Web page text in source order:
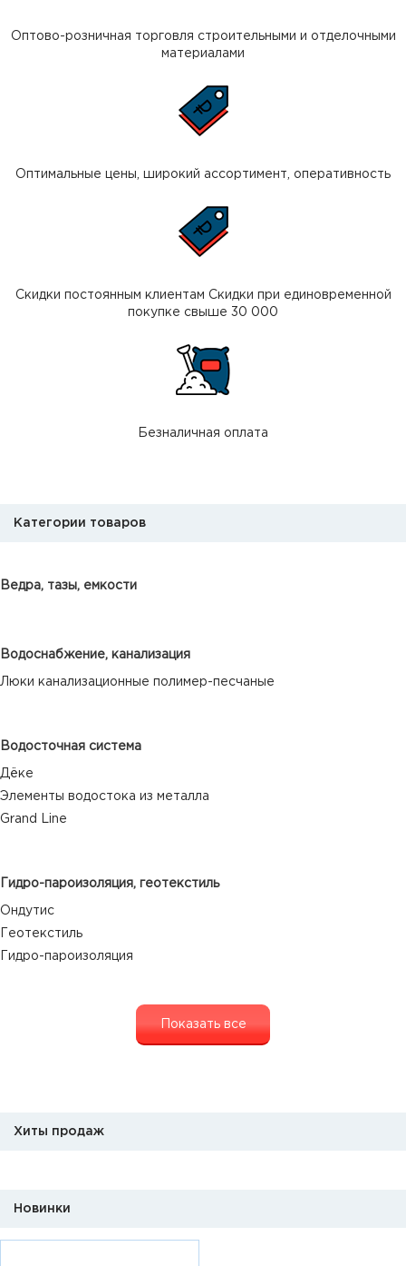
Оптово-розничная торговля строительными и отделочными
материалами
Оптимальные цены, широкий ассортимент, оперативность
Скидки постоянным клиентам Скидки при единовременной
покупке свыше 30 000
Безналичная оплата
Категории товаров
Ведра, тазы, емкости
Водоснабжение, канализация
Люки канализационные полимер-песчаные
Водосточная система
Дёке
Элементы водостока из металла
Grand Line
Гидро-пароизоляция, геотекстиль
Ондутис
Геотекстиль
Гидро-пароизоляция
Показать все
Хиты продаж
Новинки